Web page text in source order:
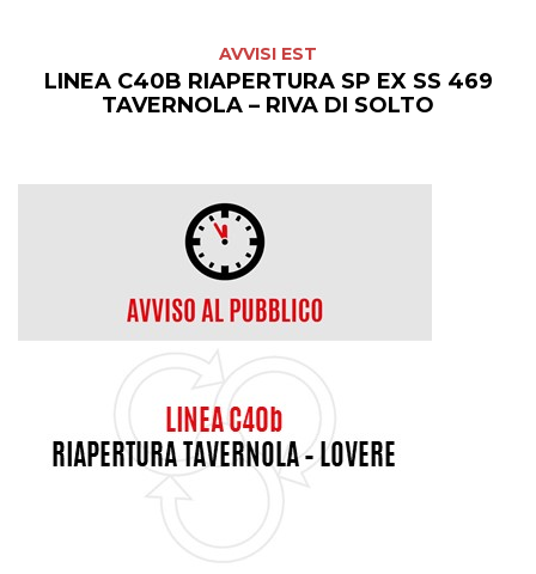
AVVISI EST
LINEA C40B RIAPERTURA SP EX SS 469
TAVERNOLA – RIVA DI SOLTO